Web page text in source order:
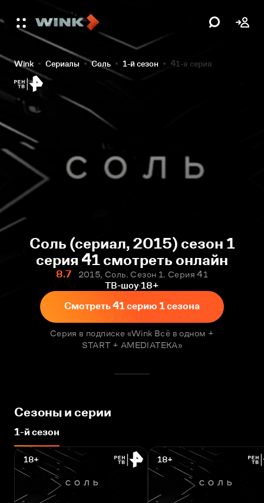
Wink Сериалы Соль 1-й сезон 41-я серия
Соль (сериал, 2015) сезон 1
серия 41 смотреть онлайн
8.7
2015, Соль. Сезон 1. Серия 41
ТВ-шоу 18+
Смотреть 41 серию 1 сезона
Серия в подписке «Wink Всё в одном +
START + AMEDIATEKA»
Сезоны и серии
1-й сезон
18+ 18+